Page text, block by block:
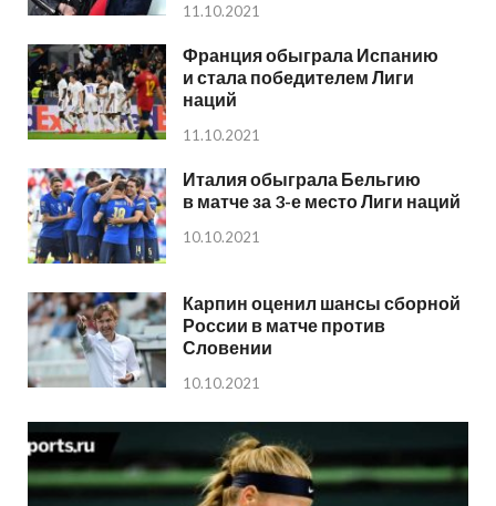
11.10.2021
Франция обыграла Испанию
и стала победителем Лиги
наций
11.10.2021
Италия обыграла Бельгию
в матче за 3-е место Лиги наций
10.10.2021
Карпин оценил шансы сборной
России в матче против
Словении
10.10.2021